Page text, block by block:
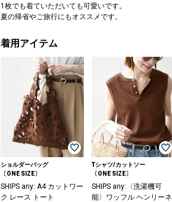
1枚でも着ていただいても可愛いです。
夏の帰省やご旅行にもオススメです。
着用アイテム
ショルダーバッグ
〔ONE SIZE〕
SHIPS any: A4 カットワー
ク レース トート
Tシャツ/カットソー
〔ONE SIZE〕
SHIPS any:〈洗濯機可
能〉ワッフル ヘンリーネ